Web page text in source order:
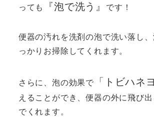
っても 『泡で洗う』 です！
便器の汚れを洗剤の泡で洗い落し
っかりお掃除してくれます。
さらに、泡の効果で 「トビハネ
えることができ、便器の外に飛び
でくれます。